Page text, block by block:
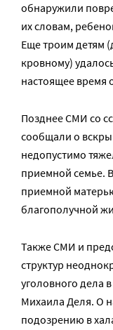
обнаружили
их словам,
Еще троим детям
кровному)
настоящее время
Позднее СМИ со
сообщали о
недопустимо
приемной семье.
приемной
благополучной
Также СМИ и
структур
уголовного дела
Михаила Деля. О
подозрению в